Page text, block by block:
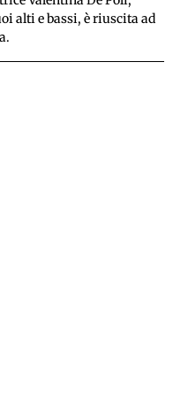
alti e bassi, è riuscita ad